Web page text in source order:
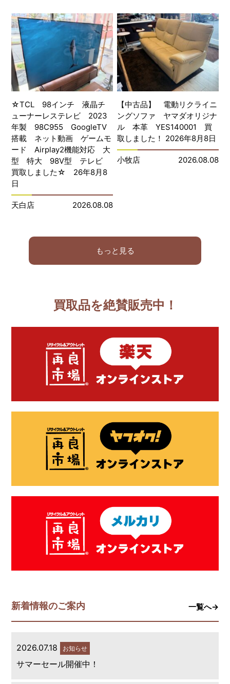
☆TCL 98インチ 液晶チ
ューナーレステレビ 2023
年製 98C955 GoogleTV
搭載 ネット動画 ゲームモ
ード Airplay2機能対応 大
型 特大 98V型 テレビ
買取しました☆ 26年8月8
日
天白店 2026.08.08
【中古品】 電動リクライニ
ングソファ ヤマダオリジナ
ル 本革 YES140001 買
取しました！ 2026年8月8日
小牧店 2026.08.08
もっと見る
買取品を絶賛販売中！
新着情報のご案内 一覧へ→
2026.07.18 お知らせ
サマーセール開催中！